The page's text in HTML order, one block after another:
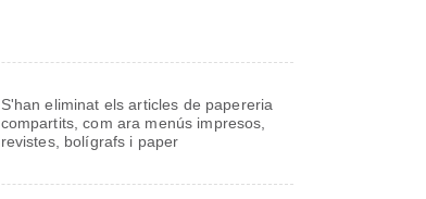
S'han eliminat els articles de papereria
compartits, com ara menús impresos,
revistes, bolígrafs i paper